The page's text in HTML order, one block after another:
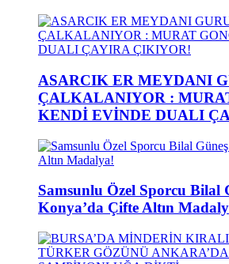
ASARCIK ER MEYDANI
ÇALKALANIYOR :
KENDİ EVİNDE DUALI
Samsunlu Özel Sporcu Bilal
Konya’da Çifte Altın